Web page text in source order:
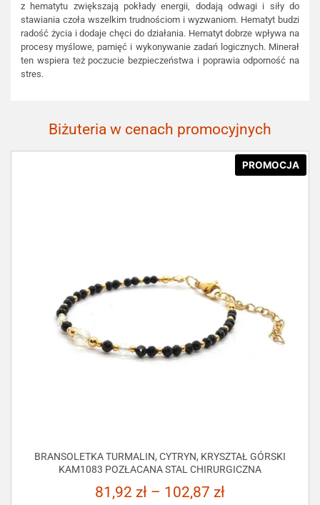
z hematytu zwiększają pokłady energii, dodają odwagi i siły do
stawiania czoła wszelkim trudnościom i wyzwaniom. Hematyt budzi
radość życia i dodaje chęci do działania. Hematyt dobrze wpływa na
procesy myślowe, pamięć i wykonywanie zadań logicznych. Minerał
ten wspiera też poczucie bezpieczeństwa i poprawia odporność na
stres.
Biżuteria w cenach promocyjnych
PROMOCJA
BRANSOLETKA TURMALIN, CYTRYN, KRYSZTAŁ GÓRSKI
KAM1083 POZŁACANA STAL CHIRURGICZNA
81,92 zł – 102,87 zł